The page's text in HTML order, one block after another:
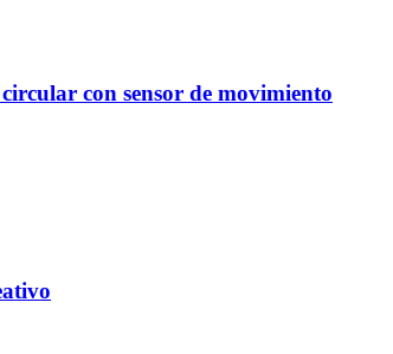
con sensor de movimiento